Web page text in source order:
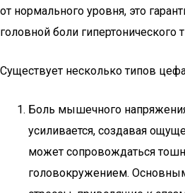
от нормального уровня, это
головной боли гипертонического
Существует несколько типов
Боль мышечного
усиливается, создавая
может сопровождаться
головокружением.